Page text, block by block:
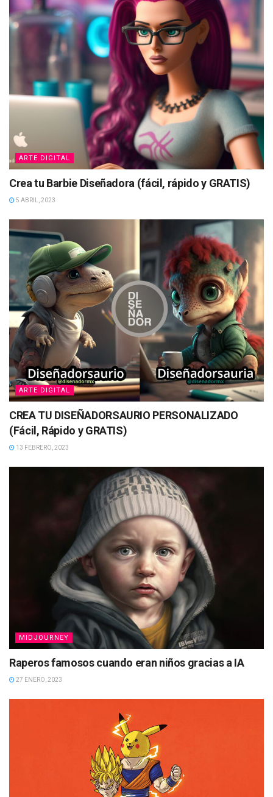
ARTE DIGITAL
Crea tu Barbie Diseñadora (fácil, rápido y GRATIS)
5 ABRIL, 2023
ARTE DIGITAL
CREA TU DISEÑADORSAURIO PERSONALIZADO
(Fácil, Rápido y GRATIS)
13 FEBRERO, 2023
MIDJOURNEY
Raperos famosos cuando eran niños gracias a IA
27 ENERO, 2023